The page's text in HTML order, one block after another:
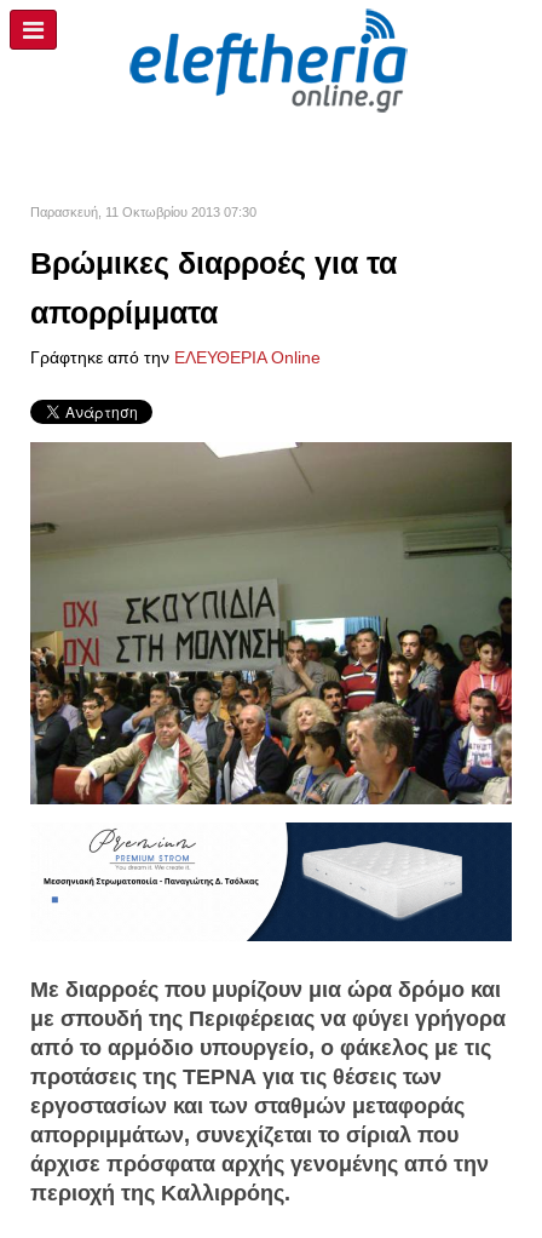
Παρασκευή, 11 Οκτωβρίου 2013 07:30
Βρώμικες διαρροές για τα
απορρίμματα
Γράφτηκε από την ΕΛΕΥΘΕΡΙΑ Online
Με διαρροές που μυρίζουν μια ώρα δρόμο και
με σπουδή της Περιφέρειας να φύγει γρήγορα
από το αρμόδιο υπουργείο, ο φάκελος με τις
προτάσεις της ΤΕΡΝΑ για τις θέσεις των
εργοστασίων και των σταθμών μεταφοράς
απορριμμάτων, συνεχίζεται το σίριαλ που
άρχισε πρόσφατα αρχής γενομένης από την
περιοχή της Καλλιρρόης.